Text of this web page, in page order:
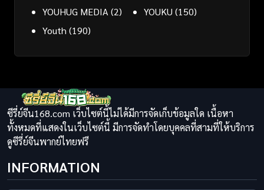
YOUHUG MEDIA (2) YOUKU (150)
Youth (190)
ซีรี่ย์จีน168.com เว็บไซต์นี้ไม่ได้มีการจัดเก็บข้อมูลใด เนื้อหา
ทั้งหมดที่แสดงในเว็บไซต์นี้ มีการจัดทำโดยบุคคลที่สามที่ให้บริการ
ดูซีรี่ย์จีนพากย์ไทยฟรี
INFORMATION